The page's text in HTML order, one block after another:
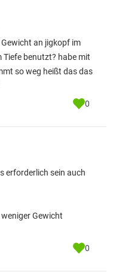
an jigkopf im
benutzt? habe mit
so weg heißt das das
0
erforderlich sein auch
Gewicht
0